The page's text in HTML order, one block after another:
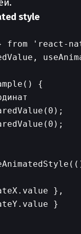
style
from 'react-
{
},
}